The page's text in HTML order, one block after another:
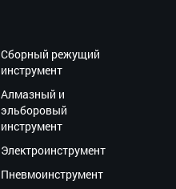
Сборный режущий
инструмент
Алмазный и
эльборовый
инструмент
Электроинструмент
Пневмоинструмент